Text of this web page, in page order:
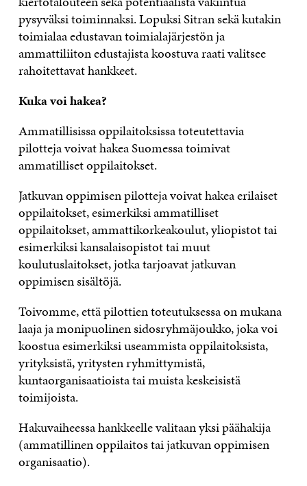
pysyväksi toiminnaksi. Lopuksi Sitran sekä kutakin
toimialaa edustavan toimialajärjestön ja
ammattiliiton edustajista koostuva raati valitsee
rahoitettavat hankkeet.
Kuka voi hakea?
Ammatillisissa oppilaitoksissa toteutettavia
pilotteja voivat hakea Suomessa toimivat
ammatilliset oppilaitokset.
Jatkuvan oppimisen pilotteja voivat hakea erilaiset
oppilaitokset, esimerkiksi ammatilliset
oppilaitokset, ammattikorkeakoulut, yliopistot tai
esimerkiksi kansalaisopistot tai muut
koulutuslaitokset, jotka tarjoavat jatkuvan
oppimisen sisältöjä.
Toivomme, että pilottien toteutuksessa on mukana
laaja ja monipuolinen sidosryhmäjoukko, joka voi
koostua esimerkiksi useammista oppilaitoksista,
yrityksistä, yritysten ryhmittymistä,
kuntaorganisaatioista tai muista keskeisistä
toimijoista.
Hakuvaiheessa hankkeelle valitaan yksi päähakija
(ammatillinen oppilaitos tai jatkuvan oppimisen
organisaatio).